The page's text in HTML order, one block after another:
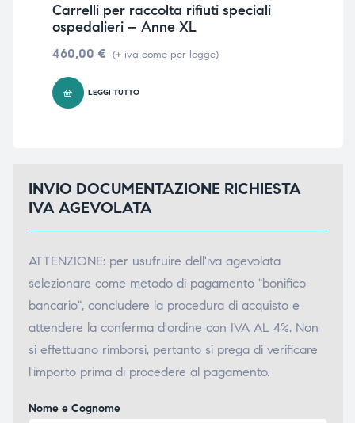
Carrelli per raccolta rifiuti speciali
ospedalieri – Anne XL
460,00 € (+ iva come per legge)
LEGGI TUTTO
INVIO DOCUMENTAZIONE RICHIESTA
IVA AGEVOLATA
ATTENZIONE: per usufruire dell'iva agevolata
selezionare come metodo di pagamento "bonifico
bancario", concludere la procedura di acquisto e
attendere la conferma d'ordine con IVA AL 4%. Non
si effettuano rimborsi, pertanto si prega di verificare
l'importo prima di procedere al pagamento.
Nome e Cognome